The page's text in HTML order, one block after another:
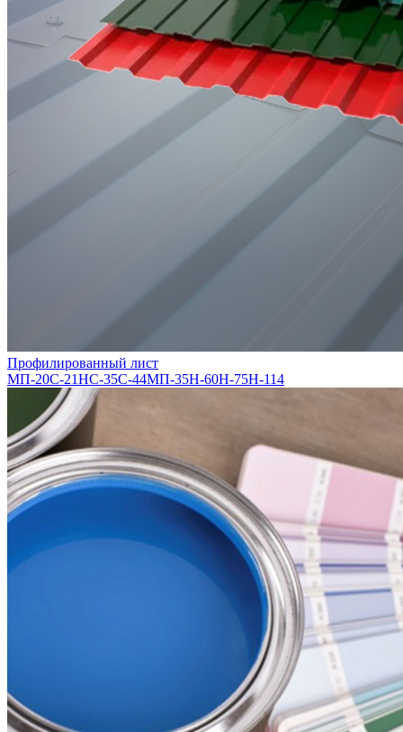
Профилированный лист
МП-20С-21НС-35С-44МП-35Н-60Н-75Н-114